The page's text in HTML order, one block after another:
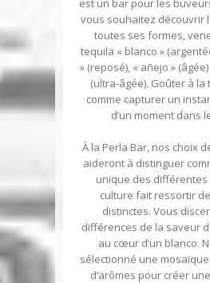
est un bar pour les
vous souhaitez découvrir
toutes ses formes,
tequila « blanco »
» (reposé), « añejo »
(ultra-âgée). Goûter à la
comme capturer un
d’un moment dans
À la Perla Bar, nos choix
aideront à distinguer
unique des différentes
culture fait ressortir
distinctes. Vous
différences de la saveur
au cœur d’un blanco.
sélectionné une
d’arômes pour créer